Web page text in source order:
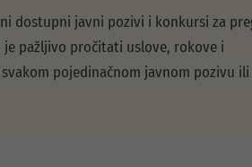
dostupni javni pozivi i konkursi za
pažljivo pročitati uslove, rokove i
pojedinačnom javnom pozivu ili